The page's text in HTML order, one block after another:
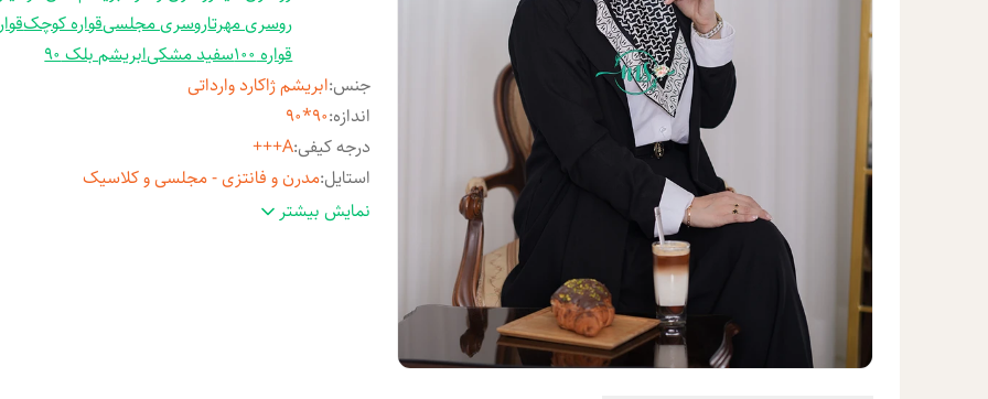
روسری مهرتاروسری مجلسیقواره کوچک
قواره 100
سفید مشکیابریشم بلک 90
جنس:ابریشم ژاکارد وارداتی
اندازه:
90*90
درجه کیفی:
A+++
استایل:مدرن و فانتزی - مجلسی و کلاسیک
مناسب فصل: چهارفصل نمایش بیشتر